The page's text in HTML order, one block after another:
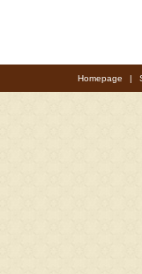
Homepage |